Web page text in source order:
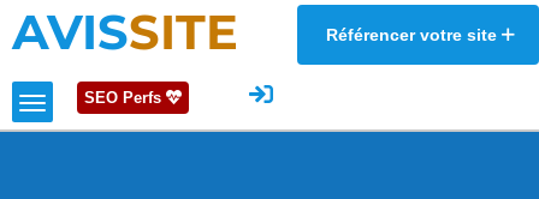
AVISSITE Référencer votre site
SEO Perfs